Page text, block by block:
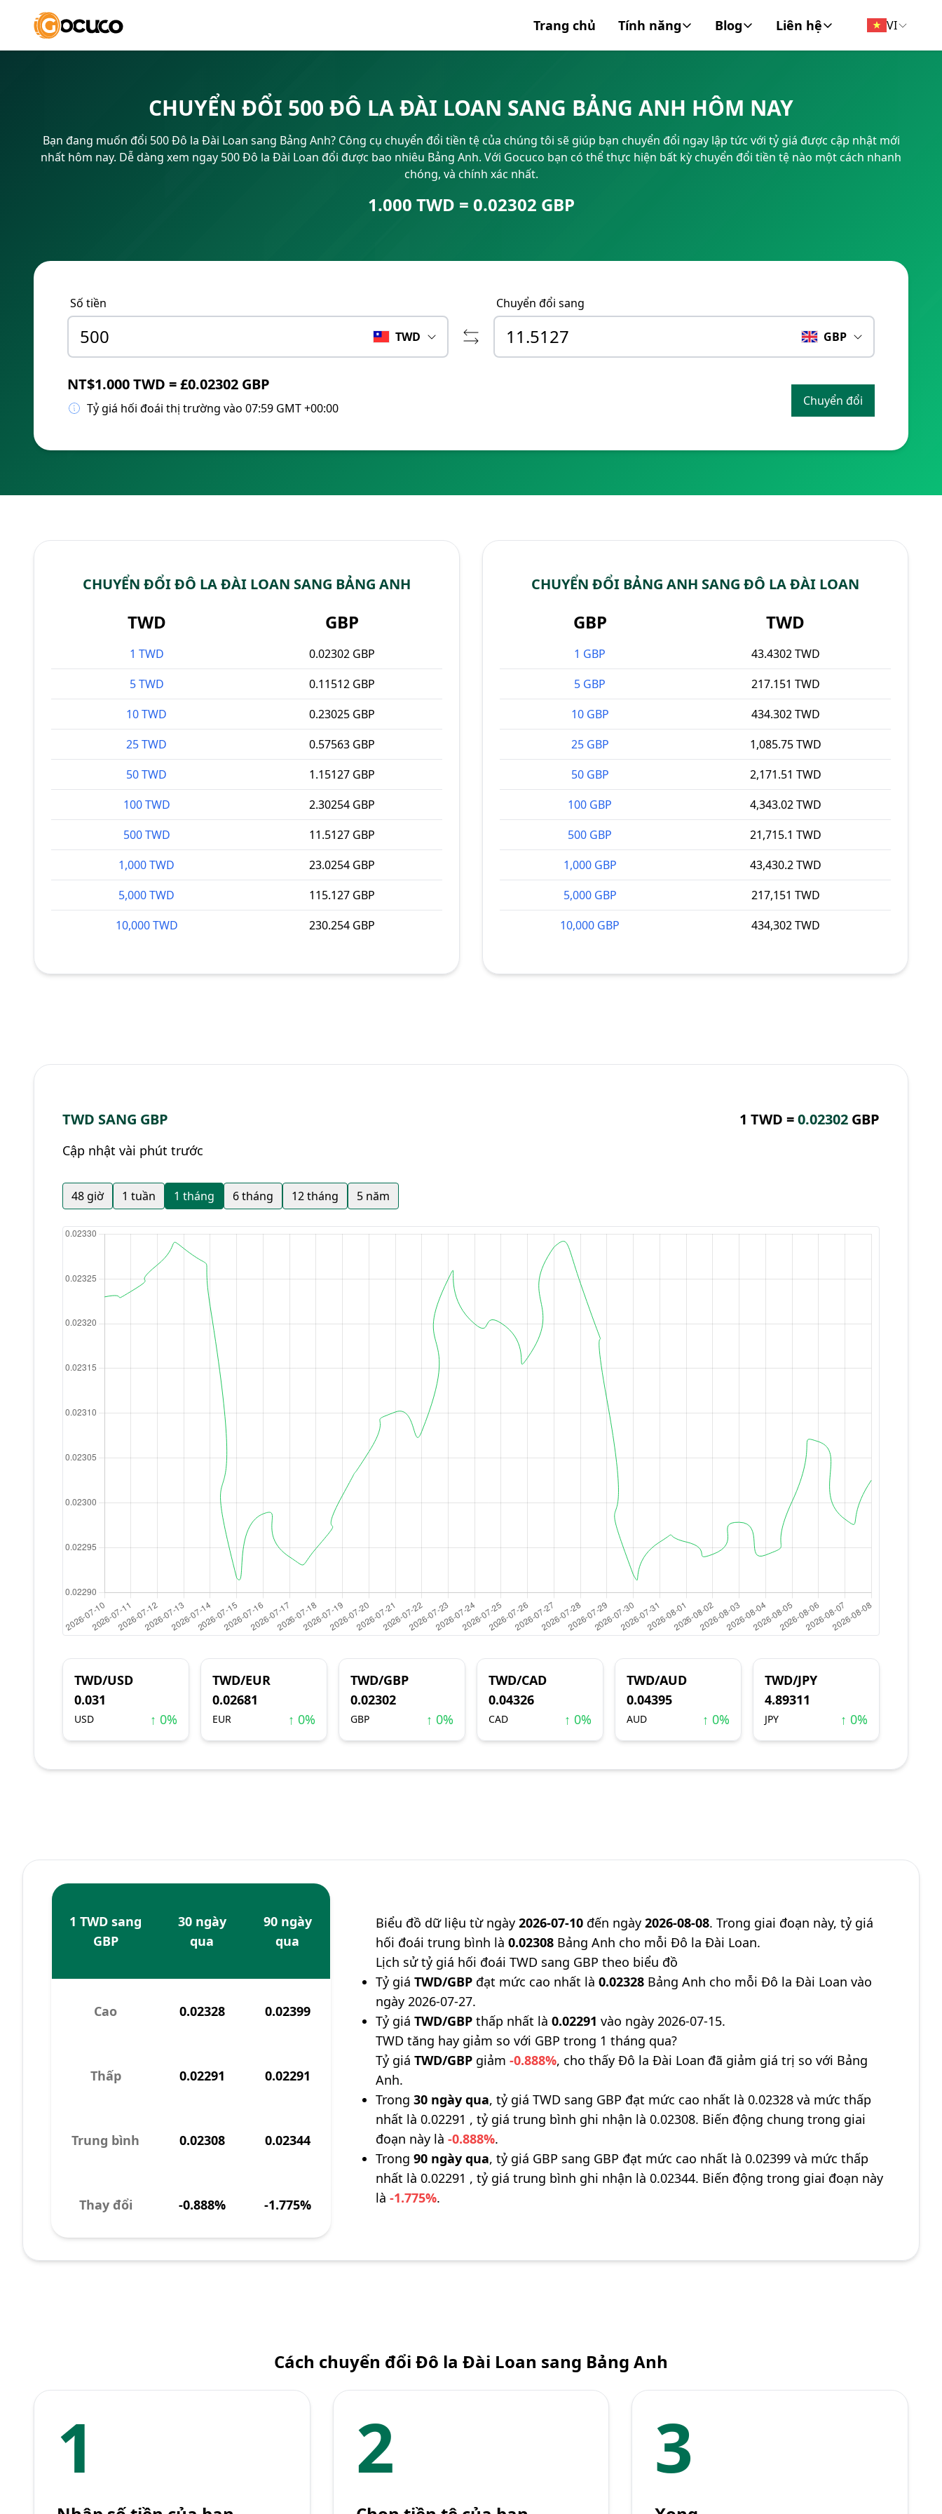
Trang chủ Tính năng
Mã SWIFT/BIC
IBAN
Blog
Tài chính cá nhân
Doanh Nghiệp
Liên hệ
Liên hệ
VI
CHUYỂN ĐỔI 500 ĐÔ LA ĐÀI LOAN SANG BẢNG ANH HÔM NAY
Bạn đang muốn đổi 500 Đô la Đài Loan sang Bảng Anh? Công cụ chuyển đổi tiền tệ của chúng tôi sẽ giúp bạn chuyển đổi ngay lập tức với tỷ giá được cập nhật mới
nhất hôm nay. Dễ dàng xem ngay 500 Đô la Đài Loan đổi được bao nhiêu Bảng Anh. Với Gocuco bạn có thể thực hiện bất kỳ chuyển đổi tiền tệ nào một cách nhanh
chóng, và chính xác nhất.
1.000 TWD = 0.02302 GBP
Số tiền
TWD
Chuyển đổi sang
GBP
NT$1.000 TWD = £0.02302 GBP
Tỷ giá hối đoái thị trường vào 07:59 GMT +00:00 Chuyển đổi
CHUYỂN ĐỔI ĐÔ LA ĐÀI LOAN SANG BẢNG ANH
TWD GBP
1 TWD
0.02302 GBP
5 TWD
0.11512 GBP
10 TWD
0.23025 GBP
25 TWD
0.57563 GBP
50 TWD
1.15127 GBP
100 TWD
2.30254 GBP
500 TWD
11.5127 GBP
1,000 TWD
23.0254 GBP
5,000 TWD
115.127 GBP
10,000 TWD
230.254 GBP
CHUYỂN ĐỔI BẢNG ANH SANG ĐÔ LA ĐÀI LOAN
GBP TWD
1 GBP
43.4302 TWD
5 GBP
217.151 TWD
10 GBP
434.302 TWD
25 GBP
1,085.75 TWD
50 GBP
2,171.51 TWD
100 GBP
4,343.02 TWD
500 GBP
21,715.1 TWD
1,000 GBP
43,430.2 TWD
5,000 GBP
217,151 TWD
10,000 GBP
434,302 TWD
TWD SANG GBP 1 TWD =0.02302 GBP
Cập nhật vài phút trước
48 giờ 1 tuần 1 tháng 6 tháng 12 tháng 5 năm
TWD/USD
0.031
USD ↑ 0%
TWD/EUR
0.02681
EUR ↑ 0%
TWD/GBP
0.02302
GBP ↑ 0%
TWD/CAD
0.04326
CAD ↑ 0%
TWD/AUD
0.04395
AUD ↑ 0%
TWD/JPY
4.89311
JPY ↑ 0%
1 TWD sang
GBP
30 ngày
qua
90 ngày
qua
Cao 0.02328 0.02399
Thấp 0.02291 0.02291
Trung bình 0.02308 0.02344
Thay đổi -0.888% -1.775%
Biểu đồ dữ liệu từ ngày2026-07-10 đến ngày2026-08-08. Trong giai đoạn này, tỷ giá
hối đoái trung bình là0.02308 Bảng Anh cho mỗi Đô la Đài Loan.
Lịch sử tỷ giá hối đoái TWD sang GBP theo biểu đồ
Tỷ giáTWD/GBP đạt mức cao nhất là0.02328 Bảng Anh cho mỗi Đô la Đài Loan vào
ngày 2026-07-27.
Tỷ giáTWD/GBP thấp nhất là0.02291 vào ngày 2026-07-15.
TWD tăng hay giảm so với GBP trong 1 tháng qua?
Tỷ giáTWD/GBP giảm-0.888%, cho thấy Đô la Đài Loan đã giảm giá trị so với Bảng
Anh.
Trong30 ngày qua, tỷ giá TWD sang GBP đạt mức cao nhất là 0.02328 và mức thấp
nhất là 0.02291 , tỷ giá trung bình ghi nhận là 0.02308. Biến động chung trong giai
đoạn này là-0.888%.
Trong90 ngày qua, tỷ giá GBP sang GBP đạt mức cao nhất là 0.02399 và mức thấp
nhất là 0.02291 , tỷ giá trung bình ghi nhận là 0.02344. Biến động trong giai đoạn này
là-1.775%.
Cách chuyển đổi Đô la Đài Loan sang Bảng Anh
1 2 3